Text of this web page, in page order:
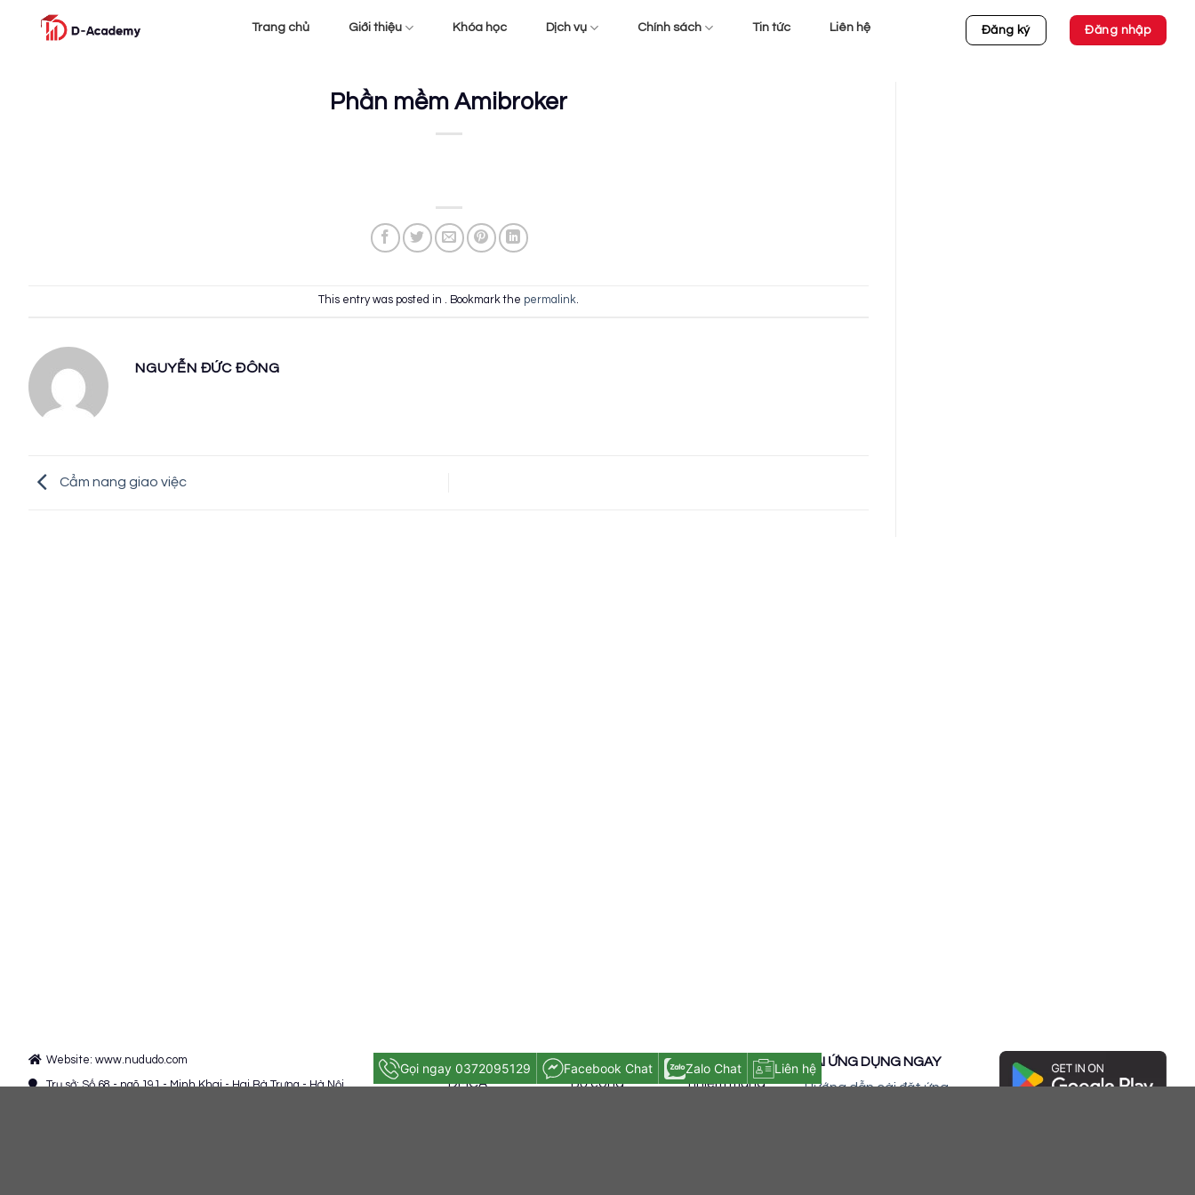
Trang chủ Giới thiệu Khóa học Dịch vụ Chính sách Tin tức Liên hệ Đăng ký Đăng nhập
Phần mềm Amibroker
This entry was posted in . Bookmark the permalink.
NGUYỄN ĐỨC ĐÔNG
Cẩm nang giao việc
Website: www.nududo.com
Trụ sở: Số 68 - ngõ 191 - Minh Khai - Hai Bà Trưng - Hà Nội.
Chứng nhận
DMCA
Thông báo với
Bộ công
Chứng nhận tín
nhiệm mạng
TẢI ỨNG DỤNG NGAY
Hướng dẫn cài đặt ứng
Gọi ngay 0372095129 Facebook Chat Zalo Chat Liên hệ